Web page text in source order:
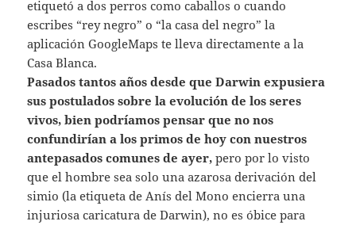
etiquetó a dos perros como caballos o cuando
escribes “rey negro” o “la casa del negro” la
aplicación GoogleMaps te lleva directamente a la
Casa Blanca.
Pasados tantos años desde que Darwin expusiera
sus postulados sobre la evolución de los seres
vivos, bien podríamos pensar que no nos
confundirían a los primos de hoy con nuestros
antepasados comunes de ayer, pero por lo visto
que el hombre sea solo una azarosa derivación del
simio (la etiqueta de Anís del Mono encierra una
injuriosa caricatura de Darwin), no es óbice para